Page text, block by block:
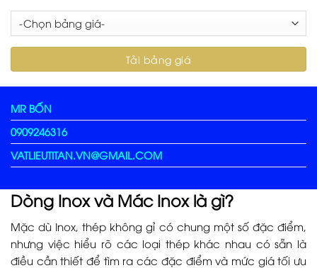
MR BỐN
0909246316
VATLIEUTITAN.VN@GMAIL.COM
Dòng Inox và Mác Inox là gì?
Mặc dù Inox, thép không gỉ có chung một số đặc điểm,
nhưng việc hiểu rõ các loại thép khác nhau có sẵn là
điều cần thiết để tìm ra các đặc điểm và mức giá tối ưu